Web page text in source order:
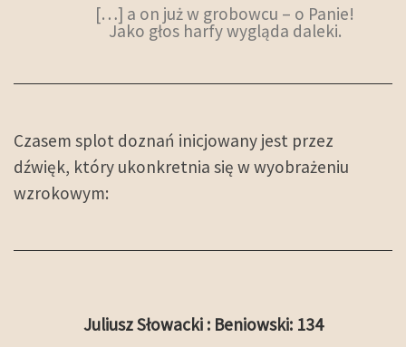
[…] a on już w grobowcu – o Panie!
Jako głos harfy wygląda daleki.
Czasem splot doznań inicjowany jest przez
dźwięk, który ukonkretnia się w wyobrażeniu
wzrokowym:
Juliusz Słowacki : Beniowski: 134